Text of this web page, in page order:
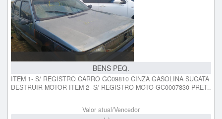
BENS PEQ.
ITEM 1- S/ REGISTRO CARRO GC09810 CINZA GASOLINA SUCATA
DESTRUIR MOTOR ITEM 2- S/ REGISTRO MOTO GC0007830 PRET..
Valor atual/Vencedor